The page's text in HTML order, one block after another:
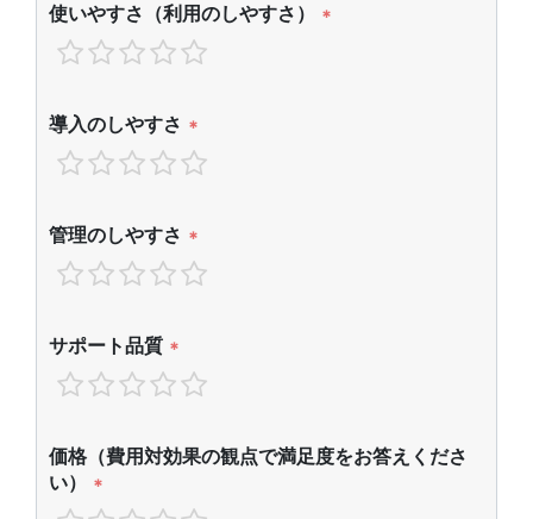
使いやすさ（利用のしやすさ） *
導入のしやすさ *
管理のしやすさ *
サポート品質 *
価格（費用対効果の観点で満足度をお答えくださ
い）
*